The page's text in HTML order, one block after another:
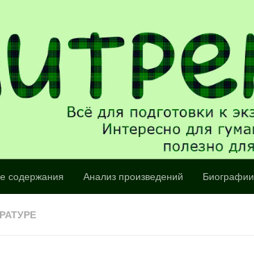
содержания Анализ произведений Биографии